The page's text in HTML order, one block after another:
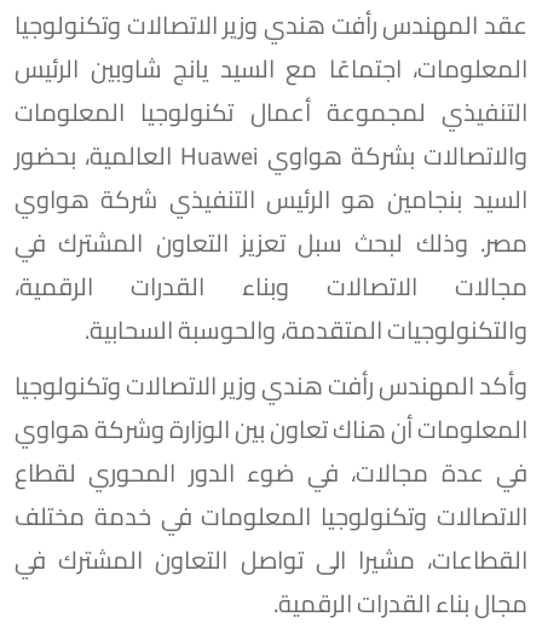
عقد المهندس رأفت هندي وزير الاتصالات وتكنولوجيا
المعلومات، اجتماعًا مع السيد يانج شاوبين الرئيس
التنفيذي لمجموعة أعمال تكنولوجيا المعلومات
والاتصالات بشركة هواوي Huawei العالمية، بحضور
السيد بنجامين هو الرئيس التنفيذي شركة هواوي
مصر. وذلك لبحث سبل تعزيز التعاون المشترك في
مجالات الاتصالات وبناء القدرات الرقمية،
والتكنولوجيات المتقدمة، والحوسبة السحابية.
وأكد المهندس رأفت هندي وزير الاتصالات وتكنولوجيا
المعلومات أن هناك تعاون بين الوزارة وشركة هواوي
في عدة مجالات، في ضوء الدور المحوري لقطاع
الاتصالات وتكنولوجيا المعلومات في خدمة مختلف
القطاعات، مشيرا الى تواصل التعاون المشترك في
مجال بناء القدرات الرقمية.